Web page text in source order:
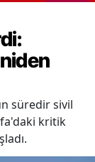
süredir sivil
kritik